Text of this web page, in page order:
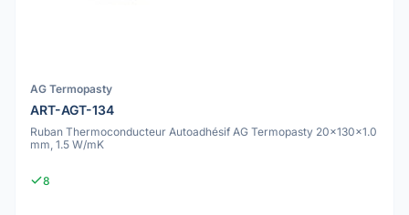
AG Termopasty
ART-AGT-134
Ruban Thermoconducteur Autoadhésif AG Termopasty 20x130x1.0
mm, 1.5 W/mK
8